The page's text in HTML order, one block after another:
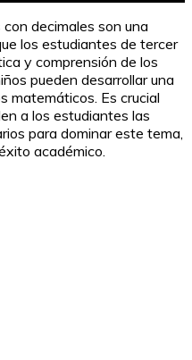
decimales son una
los estudiantes de tercer
y comprensión de los
pueden desarrollar una
matemáticos. Es crucial
a los estudiantes las
para dominar este tema,
académico.